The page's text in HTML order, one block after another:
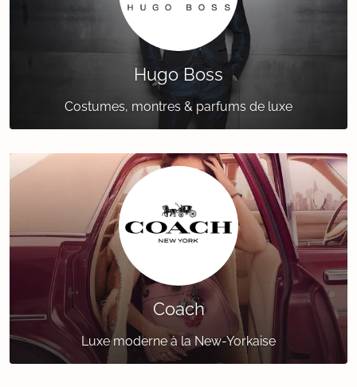
Hugo Boss
Costumes, montres & parfums de luxe
Coach
Luxe moderne à la New-Yorkaise